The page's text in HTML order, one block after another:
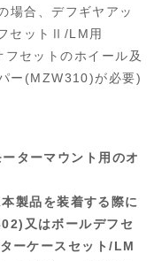
場合、デフギヤアッ
セットⅡ/LM用
セットのホイール及
ー(MZW310)が必要)
ターマウント用のオ
製品を装着する際に
又はボールデフセ
ーケースセット/LM